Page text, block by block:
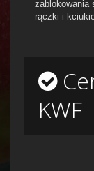
zablokowania
rączki i
KWF